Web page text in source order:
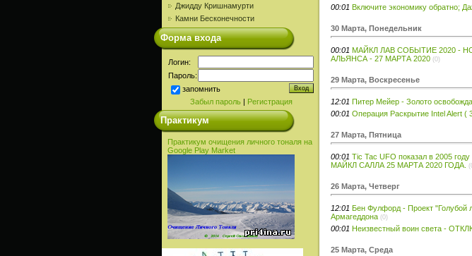
Джидду Кришнамурти
Камни Бесконечности
Форма входа
Логин:
Пароль:
запомнить
Забыл пароль| Регистрация
Практикум
Практикум очищения личного тоналя на
Google Play Market
00:01 Включите экономику обратно;
30 Марта, Понедельник
00:01 МАЙКЛ ЛАВ СОБЫТИЕ 2020 -
АЛЬЯНСА - 27 МАРТА 2020 (0)
29 Марта, Воскресенье
12:01 Питер Мейер - Золото
00:01 Операция Раскрытие Intel Alert (
27 Марта, Пятница
00:01 Tic Tac UFO показал в 2005
МАЙКЛ САЛЛА 25 МАРТА 2020 ГОДА.
26 Марта, Четверг
12:01 Бен Фулфорд - Проект "Голубой
Армагеддона (0)
00:01 Неизвестный воин света -
25 Марта, Среда